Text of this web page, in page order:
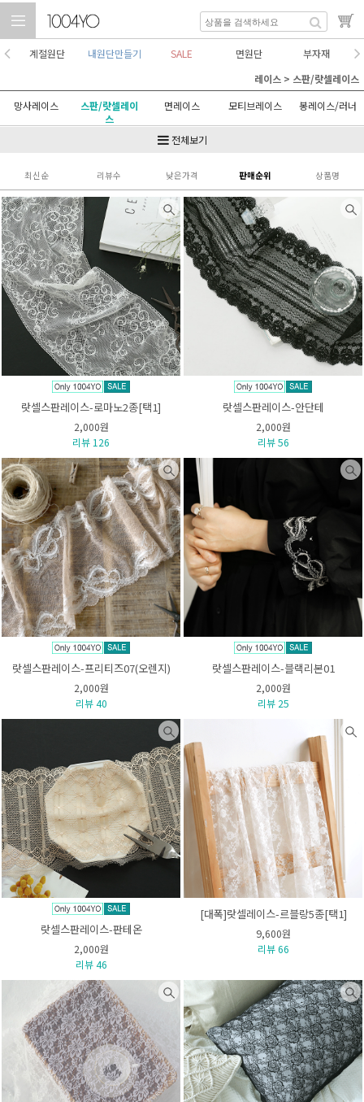
계절원단 내원단만들기 SALE 면원단
부자재
레이스 > 스판/랏셀레이스
망사레이스
스판/랏셀레이
스
면레이스 모티브레이스 봉레이스/러너
셔링레이스
전체보기
최신순 리뷰수 낮은가격 판매순위 상품명
랏셀스판레이스-로마노2종[택1]
2,000원
리뷰 126
랏셀스판레이스-안단테
2,000원
리뷰 56
랏셀스판레이스-프리티즈07(오렌지)
2,000원
리뷰 40
랏셀스판레이스-블랙리본01
2,000원
리뷰 25
랏셀스판레이스-판테온
2,000원
리뷰 46
[대폭]랏셀레이스-르블랑5종[택1]
9,600원
리뷰 66